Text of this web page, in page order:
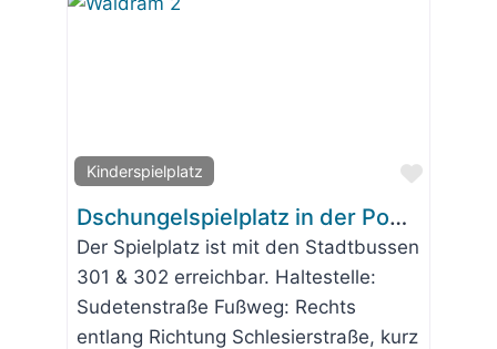
Kinderspielplatz
Favorit
Dschungelspielplatz in der Pommernstraße Waldram
Der Spielplatz ist mit den Stadtbussen
301 & 302 erreichbar. Haltestelle:
Sudetenstraße Fußweg: Rechts
entlang Richtung Schlesierstraße, kurz